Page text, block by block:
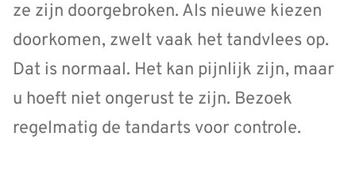
ze zijn doorgebroken. Als nieuwe kiezen
doorkomen, zwelt vaak het tandvlees op.
Dat is normaal. Het kan pijnlijk zijn, maar
u hoeft niet ongerust te zijn. Bezoek
regelmatig de tandarts voor controle.